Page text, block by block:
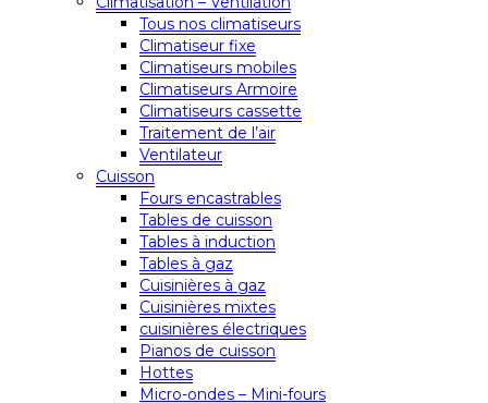
Tous nos climatiseurs
Climatiseur fixe
Climatiseurs mobiles
Climatiseurs Armoire
Climatiseurs cassette
Traitement de l’air
Ventilateur
Cuisson
Fours encastrables
Tables de cuisson
Tables à induction
Tables à gaz
Cuisinières à gaz
Cuisinières mixtes
cuisinières électriques
Pianos de cuisson
Hottes
Micro-ondes – Mini-fours